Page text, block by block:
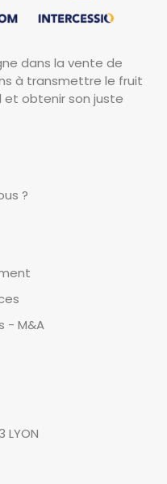
dans la vente de
à transmettre le fruit
et obtenir son juste
?
- M&A